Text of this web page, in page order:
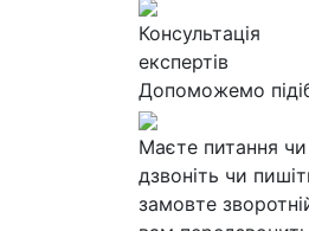
Консультація
експертів
Допоможемо
Маєте питання чи
дзвоніть чи
замовте